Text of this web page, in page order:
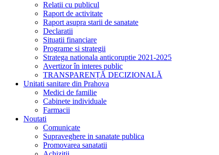
Relatii cu publicul
Raport de activitate
Raport asupra starii de sanatate
Declaratii
Situatii financiare
Programe si strategii
Stratega nationala anticoruptie 2021-2025
Avertizor în interes public
TRANSPARENȚĂ DECIZIONALĂ
Unitati sanitare din Prahova
Medici de familie
Cabinete individuale
Farmacii
Noutati
Comunicate
Supraveghere in sanatate publica
Promovarea sanatatii